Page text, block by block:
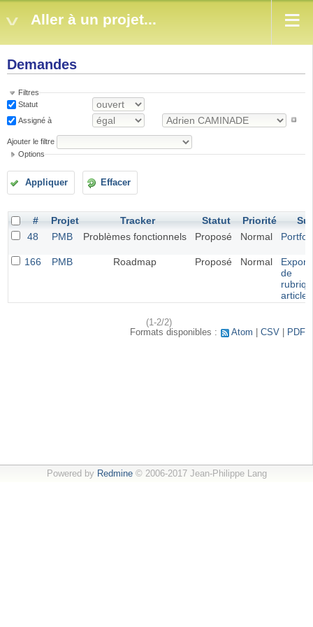
Aller à un projet...
Demandes
Filtres
Statut
Assigné à
Ajouter le filtre
Options
Appliquer Effacer
# Projet Tracker Statut Priorité
48
PMB Problèmes fonctionnels Proposé Normal
166 PMB Roadmap Proposé Normal
de
article
(1-2/2)
Formats disponibles :
Atom CSV PDF
Powered by Redmine© 2006-2017 Jean-Philippe Lang